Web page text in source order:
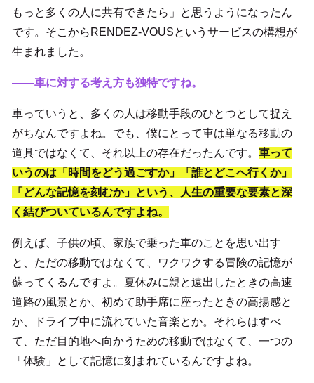
もっと多くの人に共有できたら」と思うようになったん
です。そこからRENDEZ-VOUSというサービスの構想が
生まれました。
――車に対する考え方も独特ですね。
車っていうと、多くの人は移動手段のひとつとして捉え
がちなんですよね。でも、僕にとって車は単なる移動の
道具ではなくて、それ以上の存在だったんです。 車って
いうのは「時間をどう過ごすか」「誰とどこへ行くか」
「どんな記憶を刻むか」という、人生の重要な要素と深
く結びついているんですよね。
例えば、子供の頃、家族で乗った車のことを思い出す
と、ただの移動ではなくて、ワクワクする冒険の記憶が
蘇ってくるんですよ。夏休みに親と遠出したときの高速
道路の風景とか、初めて助手席に座ったときの高揚感と
か、ドライブ中に流れていた音楽とか。それらはすべ
て、ただ目的地へ向かうための移動ではなくて、一つの
「体験」として記憶に刻まれているんですよね。